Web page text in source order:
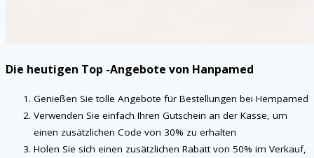
Die heutigen Top -Angebote von Hanpamed
Genießen Sie tolle Angebote für Bestellungen bei Hempamed
Verwenden Sie einfach Ihren Gutschein an der Kasse, um
einen zusätzlichen Code von 30% zu erhalten
Holen Sie sich einen zusätzlichen Rabatt von 50% im Verkauf,